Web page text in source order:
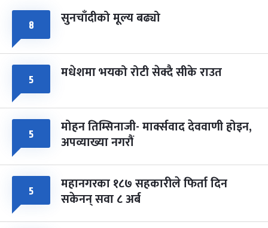
८ सुनचाँदीको मूल्य बढ्यो
५ मधेशमा भयको रोटी सेक्दै सीके राउत
५ मोहन तिम्सिनाजी- मार्क्सवाद देववाणी होइन,
अपव्याख्या नगरौं
५ महानगरका १८७ सहकारीले फिर्ता दिन
सकेनन् सवा ८ अर्ब